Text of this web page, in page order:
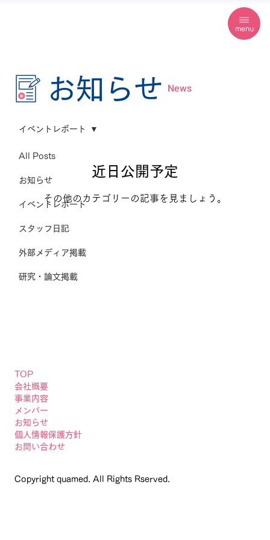
menu
All Posts
お知らせ
イベントレポート
スタッフ日記
外部メディア掲載
研究・論文掲載
イベントレポート
近日公開予定
その他のカテゴリーの記事を見ましょう。
お知らせ News
TOP
会社概要
事業内容
メンバー
お知らせ
個人情報保護方針
お問い合わせ
Copyright quamed. All Rights Rserved.